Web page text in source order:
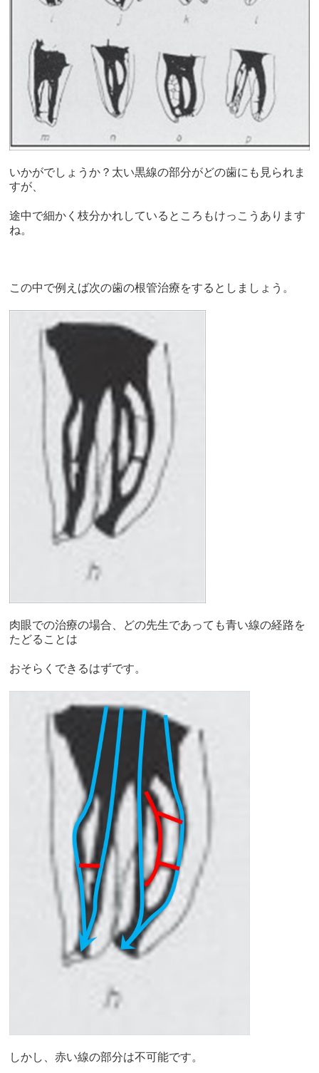
いかがでしょうか？太い黒線の部分がどの歯にも見られま
すが、
途中で細かく枝分かれしているところもけっこうあります
ね。
この中で例えば次の歯の根管治療をするとしましょう。
肉眼での治療の場合、どの先生であっても青い線の経路を
たどることは
おそらくできるはずです。
しかし、赤い線の部分は不可能です。